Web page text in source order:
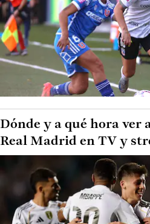
Dónde y a qué hora ver
Real Madrid en TV y